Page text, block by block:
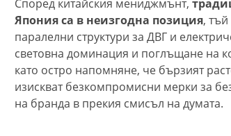
Според китайския мениджмънт,
Япония са в неизгодна позиция,
паралелни структури за ДВГ и
световна доминация и поглъщане на
като остро напомняне, че бързият
изискват безкомпромисни мерки за
на бранда в прекия смисъл на думата.